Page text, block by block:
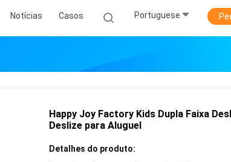
Notícias Casos Portuguese
Happy Joy Factory Kids Dupla Faixa
Deslize para Aluguel
Detalhes do produto: